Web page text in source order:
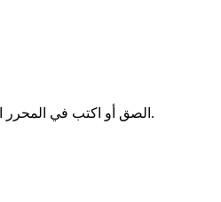
الصق أو اكتب في المحرر الأيسر. تتحدّث اللوحة اليمنى فورًا. يتيح شريط الأدوات الفتح والحفظ والنسخ والمسح ووضع ملء الشاشة.